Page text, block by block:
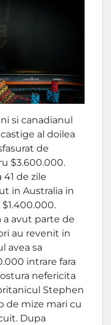
si canadianul
al doilea
de
$3.600.000.
de zile
in Australia in
a avut parte de
au revenit in
avea sa
intrare fara
nefericita
Stephen
de mize mari cu
Dupa